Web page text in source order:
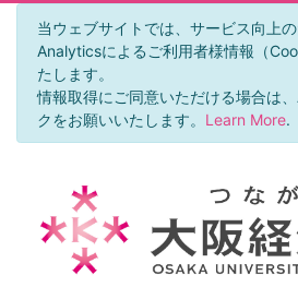
当ウェブサイトでは、サービス向上
Analyticsによるご利用者様情報（
たします。
情報取得にご同意いただける場合は
クをお願いいたします。 Learn More.